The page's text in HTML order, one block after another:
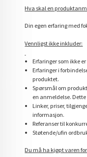
Hva skal en
Din egen erfaring med
Vennligst ikke inkluder:
Erfaringer som ikke
Erfaringer i
produktet.
Spørsmål om
en anmeldelse.
Linker, priser,
informasjon.
Referanser til
Støtende/ufin
Du må ha kjøpt varen